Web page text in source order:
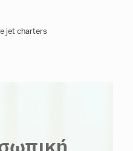
jet charters